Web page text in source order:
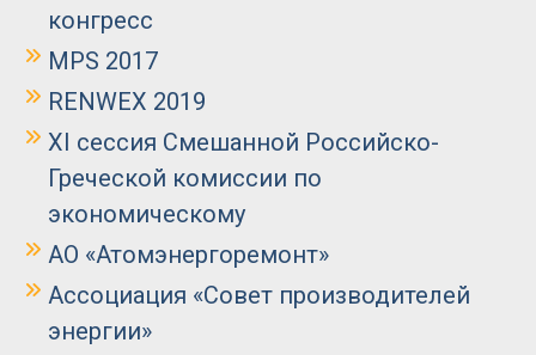
конгресс
MPS 2017
RENWEX 2019
XI сессия Смешанной Российско-
Греческой комиссии по
экономическому
АО «Атомэнергоремонт»
Ассоциация «Совет производителей
энергии»